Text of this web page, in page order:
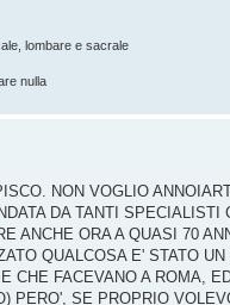
lombare e sacrale
nulla
NON VOGLIO
DA TANTI
ANCHE ORA A QUASI 70
QUALCOSA E' STATO
CHE FACEVANO A ROMA,
PERO', SE PROPRIO